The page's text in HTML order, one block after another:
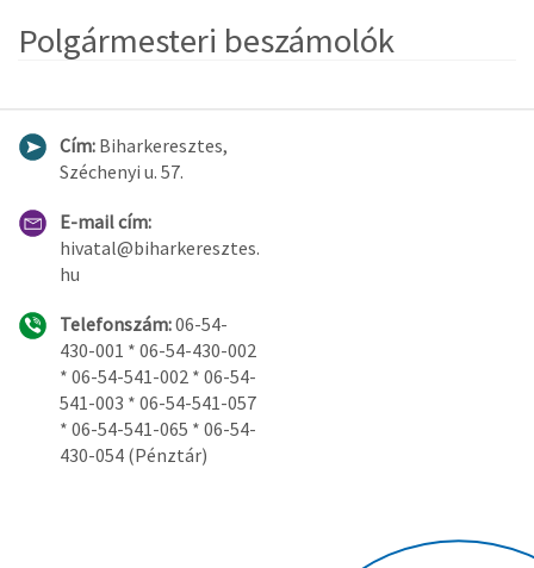
Polgármesteri beszámolók
Cím: Biharkeresztes,
Széchenyi u. 57.
E-mail cím:
hivatal@biharkeresztes.
hu
Telefonszám:06-54-
430-001 * 06-54-430-002
* 06-54-541-002 * 06-54-
541-003 * 06-54-541-057
* 06-54-541-065 * 06-54-
430-054 (Pénztár)